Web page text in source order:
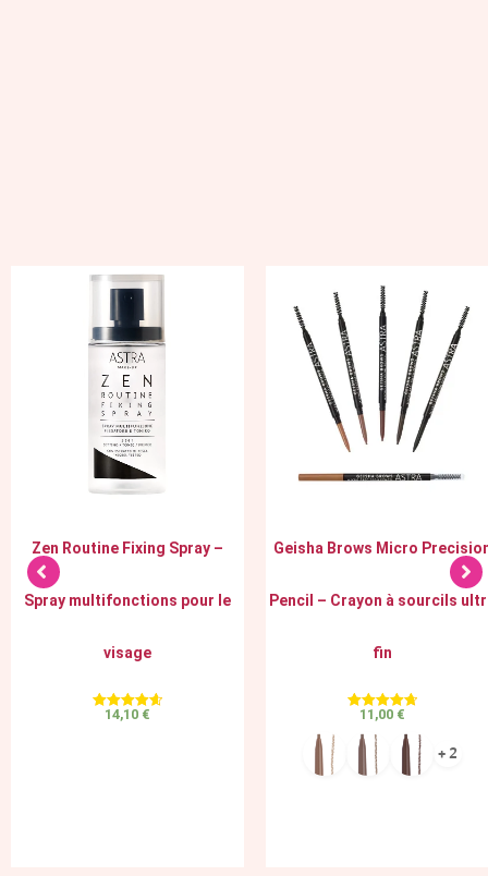
Zen Routine Fixing Spray –
Spray multifonctions pour le
visage
Note
14,10 €
Geisha Brows Micro
Pencil – Crayon à sourcils
fin
Note
4.77
sur 5
11,00 €
+ 2